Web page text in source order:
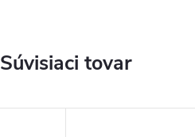
Súvisiaci tovar